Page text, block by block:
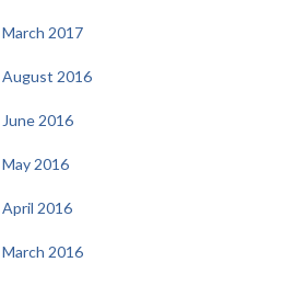
March 2017
August 2016
June 2016
May 2016
April 2016
March 2016